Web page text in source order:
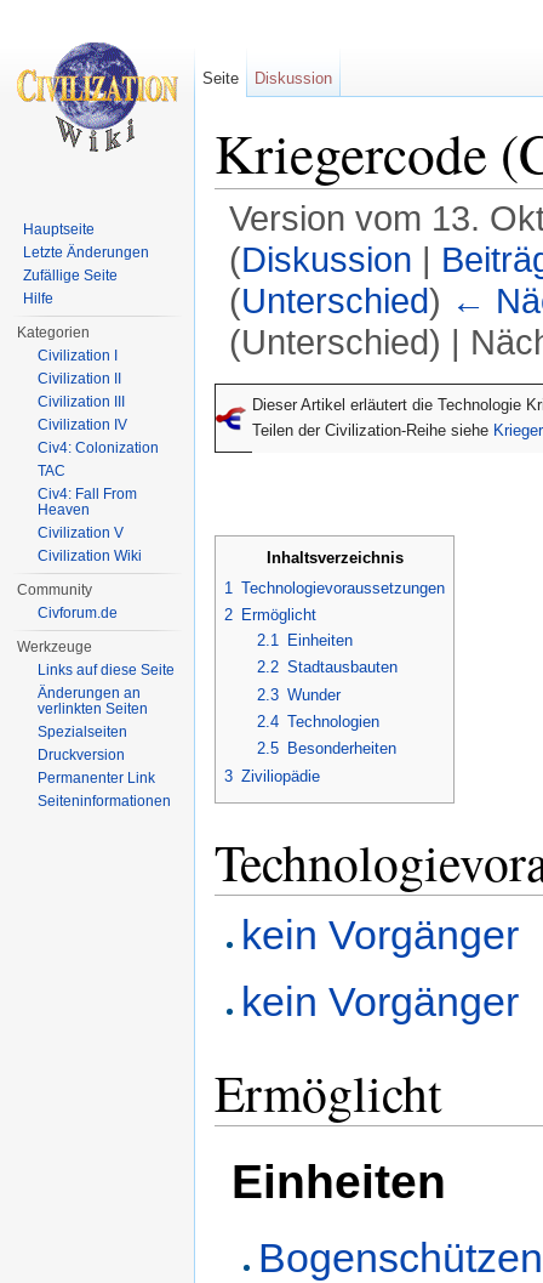
Kriegercode
Version vom 13.
(Diskussion |
(Unterschied) ←
(Unterschied) |
Dieser Artikel erläutert die Technologie
Teilen der Civilization-Reihe siehe
Inhaltsverzeichnis
1 Technologievoraussetzungen
2 Ermöglicht
2.1
Einheiten
2.2 Stadtausbauten
2.3 Wunder
2.4 Technologien
2.5
Besonderheiten
3 Ziviliopädie
kein Vorgänger
kein Vorgänger
Ermöglicht
Einheiten
Bogenschützen
Seite Diskussion
Hauptseite
Letzte Änderungen
Zufällige Seite
Hilfe
Kategorien
Civilization I
Civilization II
Civilization III
Civilization IV
Civ4: Colonization
TAC
Civ4: Fall From
Heaven
Civilization V
Civilization Wiki
Community
Civforum.de
Werkzeuge
Links auf diese Seite
Änderungen an
verlinkten Seiten
Spezialseiten
Druckversion
Permanenter Link
Seiten­informationen